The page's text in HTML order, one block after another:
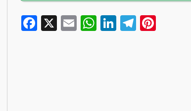
Facebook
X EmailWhatsApp
LinkedIn
Telegram